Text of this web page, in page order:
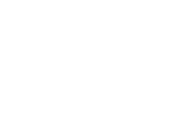
vom Drüsengrund